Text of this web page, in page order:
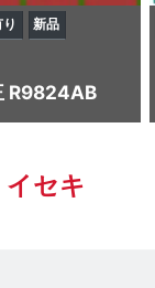
新品
R9824AB
イセキ